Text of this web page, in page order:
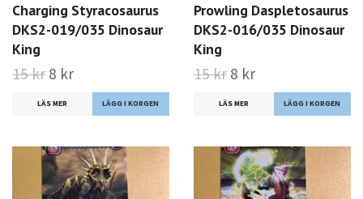
Charging Styracosaurus
DKS2-019/035 Dinosaur
King
15 kr 8 kr
LÄS MER
Prowling Daspletosaurus
DKS2-016/035 Dinosaur
King
15 kr 8 kr
LÄS MER